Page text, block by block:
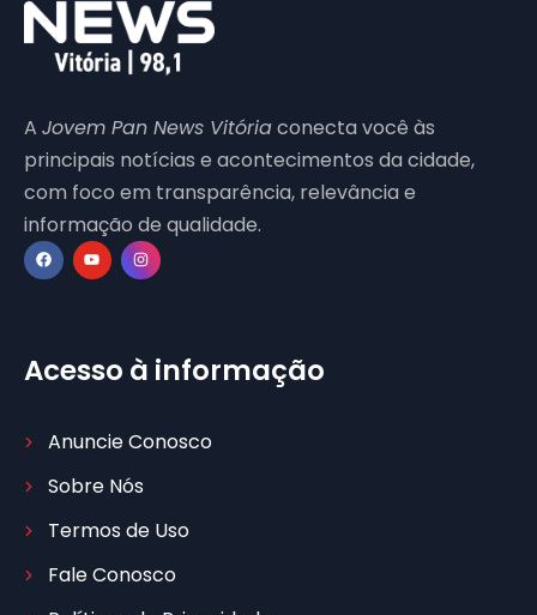
A Jovem Pan News Vitóriaconecta você às
principais notícias e acontecimentos da cidade,
com foco em transparência, relevância e
informação de qualidade.
Acesso à informação
Anuncie Conosco
Sobre Nós
Termos de Uso
Fale Conosco